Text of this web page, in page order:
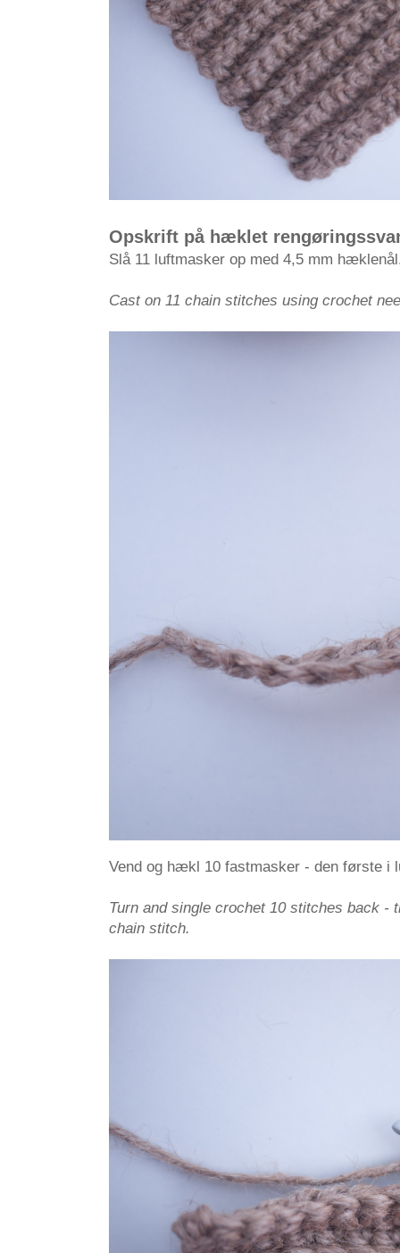
Opskrift på hæklet
Slå 11 luftmasker op med 4,5 mm
Cast on 11 chain stitches using crochet
Vend og hækl 10 fastmasker - den første i
Turn and single crochet 10 stitches back -
chain stitch.